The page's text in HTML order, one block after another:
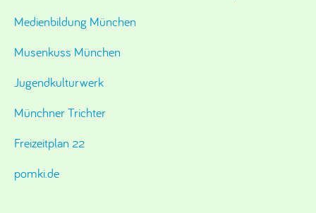
Medienbildung München
Musenkuss München
Jugendkulturwerk
Münchner Trichter
Freizeitplan 22
pomki.de